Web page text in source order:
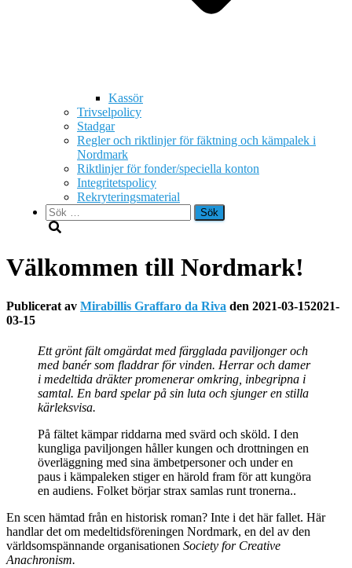
Kassör
Trivselpolicy
Stadgar
Regler och riktlinjer för fäktning och kämpalek i
Nordmark
Riktlinjer för fonder/speciella konton
Integritetspolicy
Rekryteringsmaterial
Sök
efter:
Välkommen till Nordmark!
Publicerat av Mirabillis Graffaro da Riva den 2021-03-152021-
03-15
Ett grönt fält omgärdat med färgglada paviljonger och
med banér som fladdrar för vinden. Herrar och damer
i medeltida dräkter promenerar omkring, inbegripna i
samtal. En bard spelar på sin luta och sjunger en stilla
kärleksvisa.
På fältet kämpar riddarna med svärd och sköld. I den
kungliga paviljongen håller kungen och drottningen en
överläggning med sina ämbetpersoner och under en
paus i kämpaleken stiger en härold fram för att kungöra
en audiens. Folket börjar strax samlas runt tronerna..
En scen hämtad från en historisk roman? Inte i det här fallet. Här
handlar det om medeltidsföreningen Nordmark, en del av den
världsomspännande organisationen Society for Creative
Anachronism.